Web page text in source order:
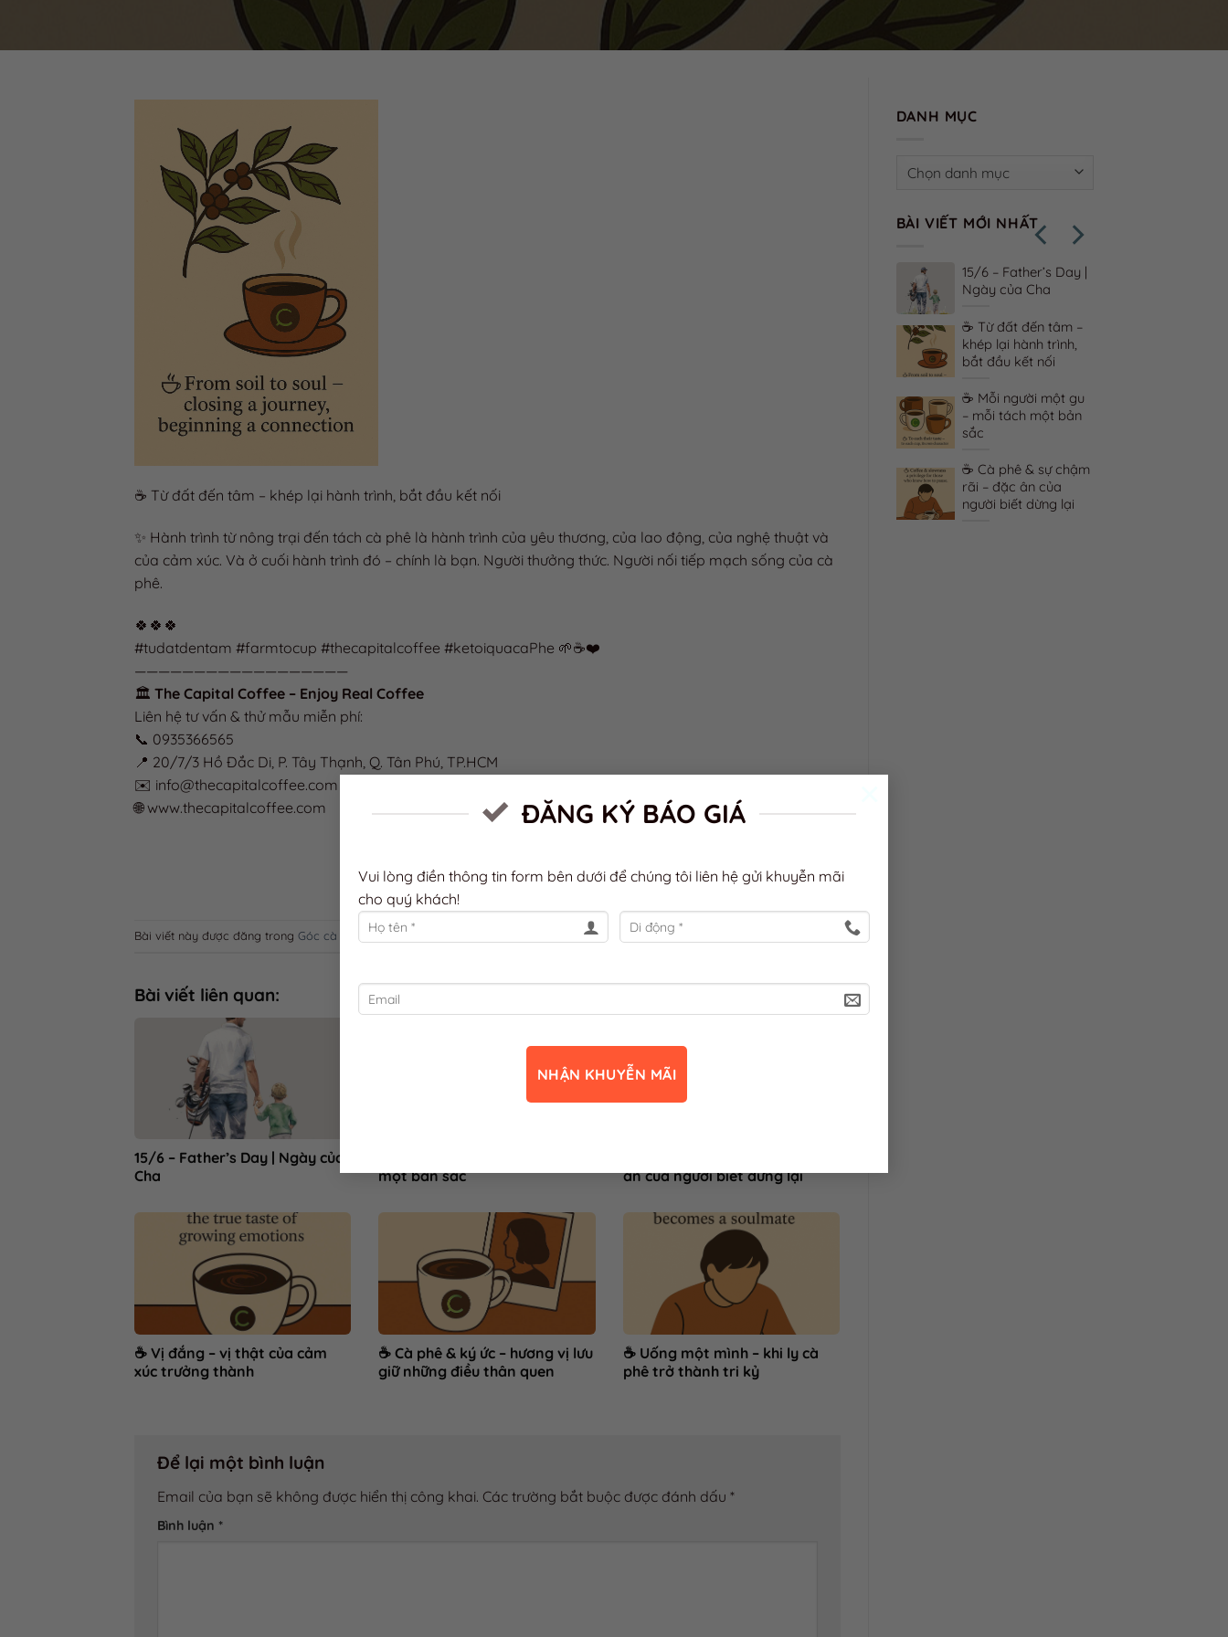
ĐĂNG KÝ BÁO GIÁ
Vui lòng điền thông tin form bên dưới để chúng tôi liên hệ gửi khuyễn mãi
cho quý khách!
☕ Từ đất đến tâm – khép lại hành trình, bắt đầu kết nối
✨ Hành trình từ nông trại đến tách cà phê là hành trình của yêu thương, của lao động, của nghệ thuật và
của cảm xúc. Và ở cuối hành trình đó – chính là bạn. Người thưởng thức. Người nối tiếp mạch sống của cà
phê.
🍀🍀🍀
#tudatdentam #farmtocup #thecapitalcoffee #ketoiquacaPhe 🌱☕❤️
——————————————————
🏛️ The Capital Coffee – Enjoy Real Coffee
Liên hệ tư vấn & thử mẫu miễn phí:
📞 0935366565
📍 20/7/3 Hồ Đắc Di, P. Tây Thạnh, Q. Tân Phú, TP.HCM
✉️ info@thecapitalcoffee.com
🌐 www.thecapitalcoffee.com
Bài viết này được đăng trong Góc cà phê (kiến thức, gu thưởng thức) liên kết thường trực
Bài viết liên quan:
15/6 – Father’s Day | Ngày của
Cha
một bản sắc
ân của người biết dừng lại
☕ Vị đắng – vị thật của cảm
xúc trưởng thành
☕ Cà phê & ký ức – hương vị lưu
giữ những điều thân quen
☕ Uống một mình – khi ly cà
phê trở thành tri kỷ
Để lại một bình luận
Email của bạn sẽ không được hiển thị công khai. Các trường bắt buộc được đánh dấu *
Bình luận *
DANH MỤC
Danh
BÀI VIẾT MỚI NHẤT
15/6 – Father’s Day |
Ngày của Cha
☕ Từ đất đến tâm –
khép lại hành trình,
bắt đầu kết nối
☕ Mỗi người một gu
– mỗi tách một bản
sắc
☕ Cà phê & sự chậm
rãi – đặc ân của
người biết dừng lại